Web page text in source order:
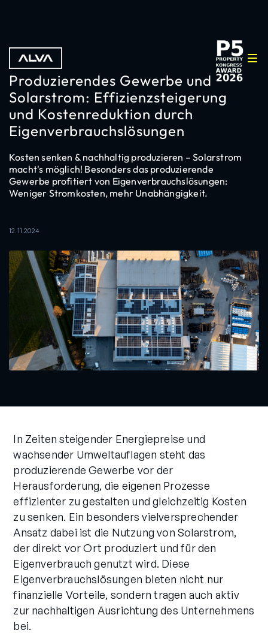
Produzierendes Gewerbe und
Solarstrom: Effizienzsteigerung
und Kostenreduktion durch
Eigenverbrauchslösungen
Kosten senken & nachhaltig produzieren – Solarstrom
macht's möglich! Besonders das produzierende
Gewerbe profitiert von Eigenverbrauchslösungen:
Weniger Stromkosten, mehr Unabhängigkeit.
12.11.2024
In Zeiten steigender Energiepreise und
wachsender Umweltauflagen steht das
produzierende Gewerbe vor der
Herausforderung, die eigenen Prozesse
effizienter zu gestalten und gleichzeitig Kosten
zu senken. Ein besonders vielversprechender
Ansatz dabei ist die Nutzung von Solarstrom,
der direkt vor Ort produziert und für den
Eigenverbrauch genutzt wird. Diese
Eigenverbrauchslösungen bieten nicht nur
finanzielle Vorteile, sondern tragen auch aktiv
zur nachhaltigen Ausrichtung des Unternehmens
bei.